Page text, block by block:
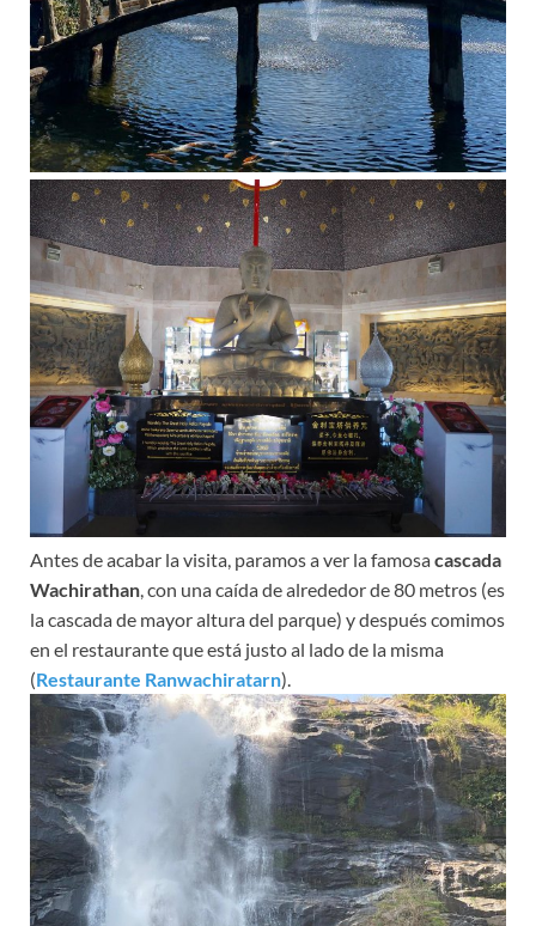
Antes de acabar la visita, paramos a ver la famosacascada
Wachirathan , con una caída de alrededor de 80 metros (es
la cascada de mayor altura del parque) y después comimos
en el restaurante que está justo al lado de la misma
(Restaurante Ranwachiratarn).